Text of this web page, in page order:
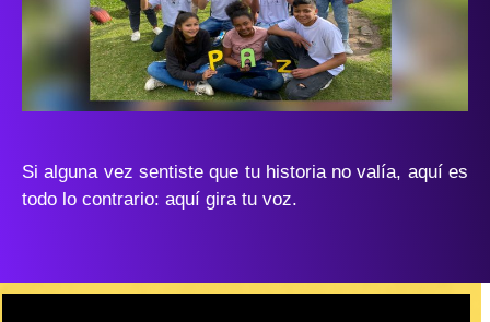
Si alguna vez sentiste que tu historia no valía, aquí es
todo lo contrario: aquí gira tu voz.